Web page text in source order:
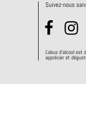
Suivez-nous
L'abus d'alcool est
apprécier et